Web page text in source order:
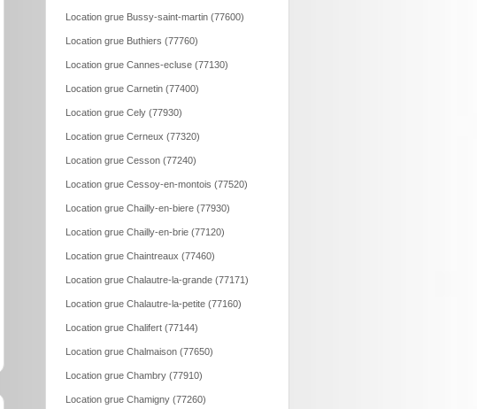
Location grue Bussy-saint-martin (77600)
Location grue Buthiers (77760)
Location grue Cannes-ecluse (77130)
Location grue Carnetin (77400)
Location grue Cely (77930)
Location grue Cerneux (77320)
Location grue Cesson (77240)
Location grue Cessoy-en-montois (77520)
Location grue Chailly-en-biere (77930)
Location grue Chailly-en-brie (77120)
Location grue Chaintreaux (77460)
Location grue Chalautre-la-grande (77171)
Location grue Chalautre-la-petite (77160)
Location grue Chalifert (77144)
Location grue Chalmaison (77650)
Location grue Chambry (77910)
Location grue Chamigny (77260)